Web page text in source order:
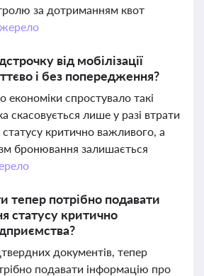
за дотриманням квот
від мобілізації
і без попередження?
економіки спростувало такі
скасовується лише у разі втрати
критично важливого, а
бронювання залишається
тепер потрібно подавати
статусу критично
документів, тепер
подавати інформацію про